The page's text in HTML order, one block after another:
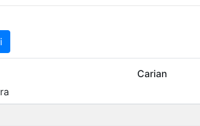
Carian